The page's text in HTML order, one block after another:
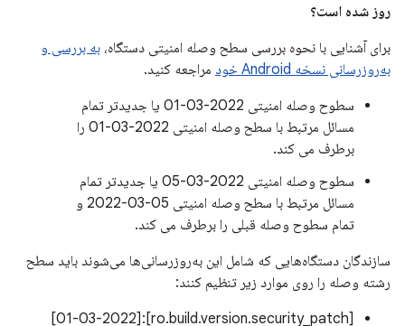
روز شده است؟
برای آشنایی با نحوه بررسی سطح وصله امنیتی دستگاه، به بررسی و
به‌روزرسانی نسخه Android خود
مراجعه کنید.
سطوح وصله امنیتی 2022-03-01 یا جدیدتر تمام
مسائل مرتبط با سطح وصله امنیتی 2022-03-01 را
برطرف می کند.
سطوح وصله امنیتی 2022-03-05 یا جدیدتر تمام
مسائل مرتبط با سطح وصله امنیتی 05-03-2022 و
تمام سطوح وصله قبلی را برطرف می کند.
سازندگان دستگاه‌هایی که شامل این به‌روزرسانی‌ها می‌شوند باید سطح
رشته وصله را روی موارد زیر تنظیم کنند:
[ro.build.version.security_patch]:[01-03-2022]